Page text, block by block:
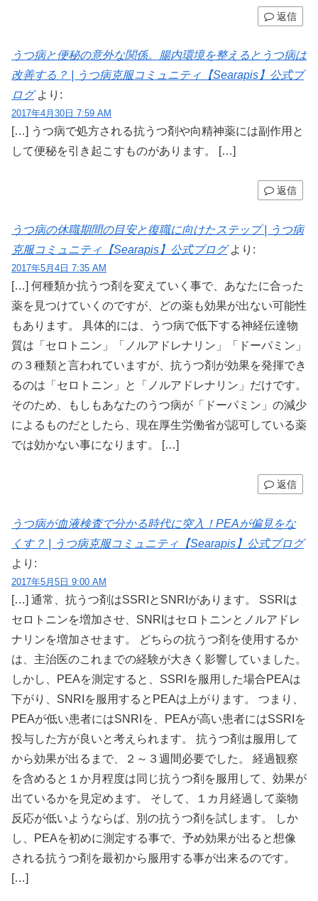
返信
うつ病と便秘の意外な関係。腸内環境を整えるとうつ病は
改善する？ | うつ病克服コミュニティ【Searapis】公式ブ
ログ より:
2017年4月30日 7:59 AM
[…] うつ病で処方される抗うつ剤や向精神薬には副作用と
して便秘を引き起こすものがあります。 […]
返信
うつ病の休職期間の目安と復職に向けたステップ | うつ病
克服コミュニティ【Searapis】公式ブログ より:
2017年5月4日 7:35 AM
[…] 何種類か抗うつ剤を変えていく事で、あなたに合った
薬を見つけていくのですが、どの薬も効果が出ない可能性
もあります。 具体的には、うつ病で低下する神経伝達物
質は「セロトニン」「ノルアドレナリン」「ドーパミン」
の３種類と言われていますが、抗うつ剤が効果を発揮でき
るのは「セロトニン」と「ノルアドレナリン」だけです。
そのため、もしもあなたのうつ病が「ドーパミン」の減少
によるものだとしたら、現在厚生労働省が認可している薬
では効かない事になります。 […]
返信
うつ病が血液検査で分かる時代に突入！PEAが偏見をな
くす？ | うつ病克服コミュニティ【Searapis】公式ブログ
より:
2017年5月5日 9:00 AM
[…] 通常、抗うつ剤はSSRIとSNRIがあります。 SSRIは
セロトニンを増加させ、SNRIはセロトニンとノルアドレ
ナリンを増加させます。 どちらの抗うつ剤を使用するか
は、主治医のこれまでの経験が大きく影響していました。
しかし、PEAを測定すると、SSRIを服用した場合PEAは
下がり、SNRIを服用するとPEAは上がります。 つまり、
PEAが低い患者にはSNRIを、PEAが高い患者にはSSRIを
投与した方が良いと考えられます。 抗うつ剤は服用して
から効果が出るまで、２～３週間必要でした。 経過観察
を含めると１か月程度は同じ抗うつ剤を服用して、効果が
出ているかを見定めます。 そして、１カ月経過して薬物
反応が低いようならば、別の抗うつ剤を試します。 しか
し、PEAを初めに測定する事で、予め効果が出ると想像
される抗うつ剤を最初から服用する事が出来るのです。
[…]